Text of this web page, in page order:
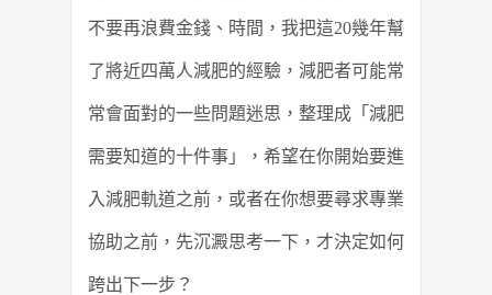
不要再浪費金錢、時間，我把這20幾年幫
了將近四萬人減肥的經驗，減肥者可能常
常會面對的一些問題迷思，整理成「減肥
需要知道的十件事」，希望在你開始要進
入減肥軌道之前，或者在你想要尋求專業
協助之前，先沉澱思考一下，才決定如何
跨出下一步？